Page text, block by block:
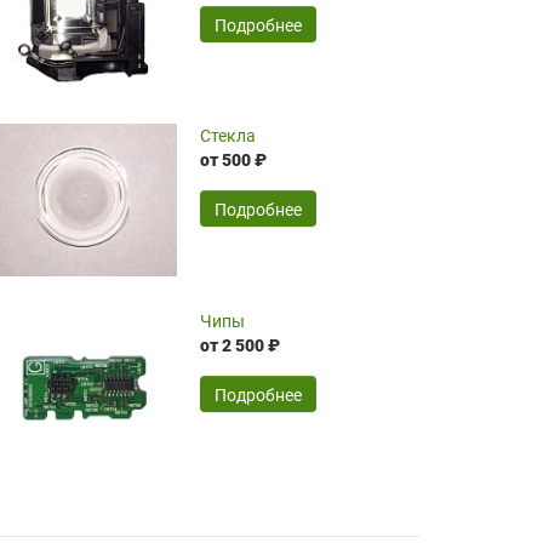
временные затраты по достаточно
оптимизированной стоимости, чему
чрезмерно благодарны!)))
SERGEY FOURSOV,24.04.2026
широкий ассортимент ламп, как оригиналов,
так и аналогов.Быстрое оформление и
передача в доставку, приемлемые цены. Мне
понравилось.
Читать полностью
16.04.2026
Подробнее
Стекла
от 500 ₽
Подробнее
Чипы
от 2 500 ₽
Подробнее